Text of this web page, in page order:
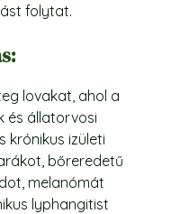
folytat.
lovakat, ahol a
és állatorvosi
krónikus izületi
bőreredetű
melanómát
lyphangitist